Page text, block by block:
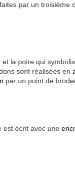
par un troisième
la poire qui
sont réalisées en
par un point de
est écrit avec une